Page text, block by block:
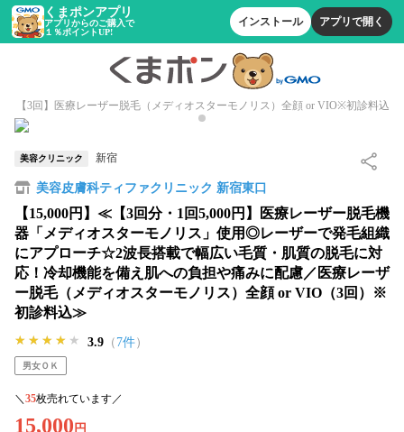
くまポンアプリ
アプリからのご購入で
１％ポイントUP!
インストール アプリで開く
【3回】医療レーザー脱毛（メディオスターモノリス）全顔 or VIO※初診料込
美容クリニック 新宿
美容皮膚科ティファクリニック 新宿東口
【15,000円】≪【3回分・1回5,000円】医療レーザー脱毛機
器「メディオスターモノリス」使用◎レーザーで発毛組織
にアプローチ☆2波長搭載で幅広い毛質・肌質の脱毛に対
応！冷却機能を備え肌への負担や痛みに配慮／医療レーザ
ー脱毛（メディオスターモノリス）全顔 or VIO（3回）※
初診料込≫
★★★★★
★★★★★
★★★★★ 3.9 （ 7件）
男女ＯＫ
＼ 35枚売れています／
15,000 円